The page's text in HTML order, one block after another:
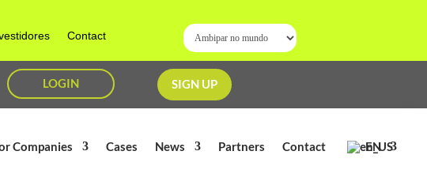
Contact
LOGIN SIGN UP
Companies Cases News Partners Contact EN